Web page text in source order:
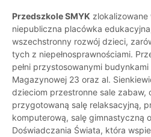
Przedszkole SMYK zlokalizowane
niepubliczna placówka
wszechstronny rozwój dzieci,
tych z niepełnosprawnościami.
pełni przystosowanymi
Magazynowej 23 oraz al.
dzieciom przestronne sale zabaw,
przygotowaną salę relaksacyjną,
komputerową, salę gimnastyczną
Doświadczania Świata, która